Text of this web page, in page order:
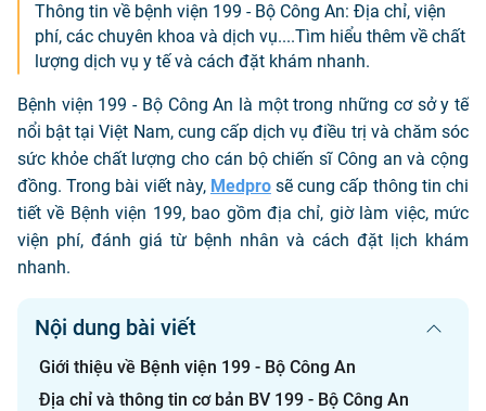
Thông tin về bệnh viện 199 - Bộ Công An: Địa chỉ, viện
phí, các chuyên khoa và dịch vụ....Tìm hiểu thêm về chất
lượng dịch vụ y tế và cách đặt khám nhanh.
Bệnh viện 199 - Bộ Công An là một trong những cơ sở y tế
nổi bật tại Việt Nam, cung cấp dịch vụ điều trị và chăm sóc
sức khỏe chất lượng cho cán bộ chiến sĩ Công an và cộng
đồng. Trong bài viết này, Medprosẽ cung cấp thông tin chi
tiết về Bệnh viện 199, bao gồm địa chỉ, giờ làm việc, mức
viện phí, đánh giá từ bệnh nhân và cách đặt lịch khám
nhanh.
Nội dung bài viết
Giới thiệu về Bệnh viện 199 - Bộ Công An
Địa chỉ và thông tin cơ bản BV 199 - Bộ Công An